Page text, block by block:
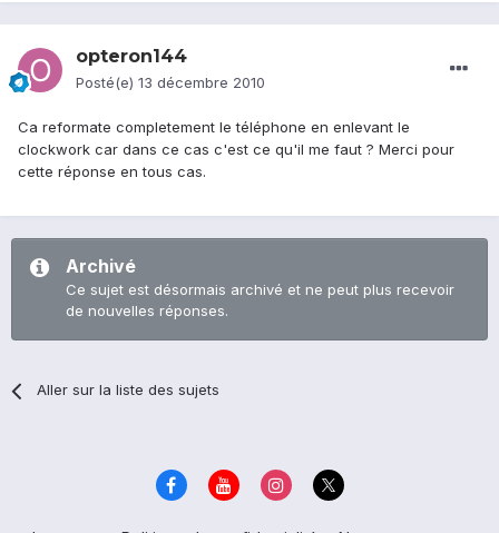
opteron144
Posté(e) 13 décembre 2010
Ca reformate completement le téléphone en enlevant le
clockwork car dans ce cas c'est ce qu'il me faut ? Merci pour
cette réponse en tous cas.
Archivé
Ce sujet est désormais archivé et ne peut plus recevoir
de nouvelles réponses.
Aller sur la liste des sujets